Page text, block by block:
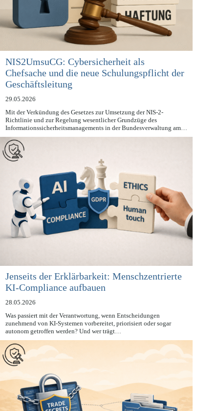
NIS2UmsuCG: Cybersicherheit als
Chefsache und die neue Schulungspflicht der
Geschäftsleitung
29.05.2026
Mit der Verkündung des Gesetzes zur Umsetzung der NIS-2-
Richtlinie und zur Regelung wesentlicher Grundzüge des
Informationssicherheitsmanagements in der Bundesverwaltung am…
Jenseits der Erklärbarkeit: Menschzentrierte
KI-Compliance aufbauen
28.05.2026
Was passiert mit der Verantwortung, wenn Entscheidungen
zunehmend von KI-Systemen vorbereitet, priorisiert oder sogar
autonom getroffen werden? Und wer trägt…